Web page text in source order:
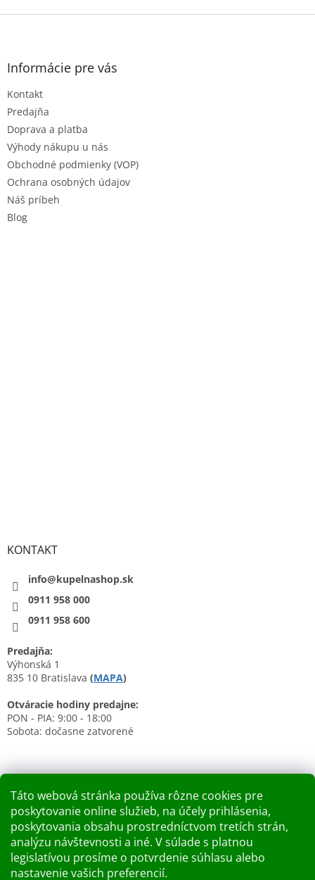
Táto webová stránka používa rôzne cookies pre
poskytovanie online služieb, na účely prihlásenia,
poskytovania obsahu prostredníctvom tretích strán,
analýzu návštevnosti a iné. V súlade s platnou
legislatívou prosíme o potvrdenie súhlasu alebo
nastavenie vašich preferencií.
Z
Informácie pre vás
Kontakt
Predajňa
Doprava a platba
Výhody nákupu u nás
Obchodné podmienky (VOP)
Ochrana osobných údajov
Náš príbeh
Blog
KONTAKT
info@kupelnashop.sk
0911 958 000
0911 958 600
Predajňa:
Výhonská 1
835 10 Bratislava (MAPA)
Otváracie hodiny predajne:
PON - PIA: 9:00 - 18:00
Sobota: dočasne zatvorené
Nákupný košík
0KS / 0 €